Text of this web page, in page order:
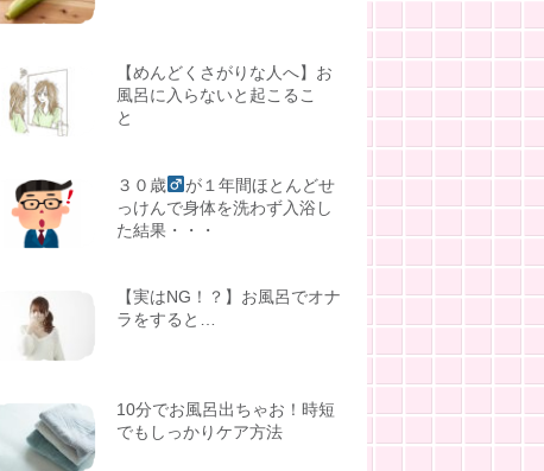
【めんどくさがりな人へ】お
風呂に入らないと起こるこ
と
３０歳
が１年間ほとんどせ
っけんで身体を洗わず入浴し
た結果・・・
【実はNG！？】お風呂でオナ
ラをすると…
10分でお風呂出ちゃお！時短
でもしっかりケア方法